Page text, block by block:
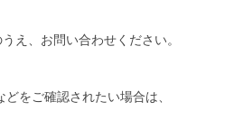
え、お問い合わせください。
をご確認されたい場合は、